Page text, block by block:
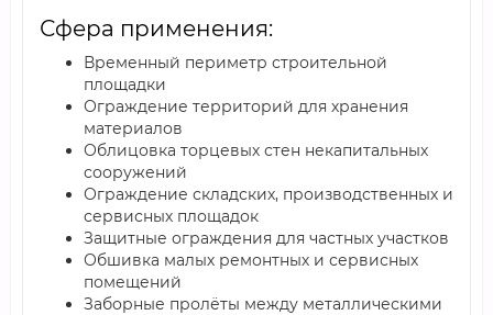
Сфера применения:
Временный периметр строительной
площадки
Ограждение территорий для хранения
материалов
Облицовка торцевых стен некапитальных
сооружений
Ограждение складских, производственных и
сервисных площадок
Защитные ограждения для частных участков
Обшивка малых ремонтных и сервисных
помещений
Заборные пролёты между металлическими